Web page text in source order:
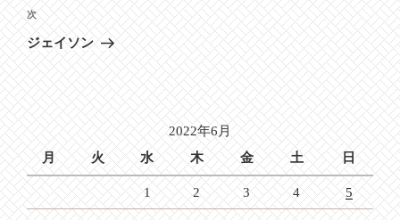
ビ
ゲ
ー
シ
ョ
ン
稿
次
の
投
稿
次
ジェイソン
2022年6月
月
火 水 木 金 土 日
1 2 3 4 5